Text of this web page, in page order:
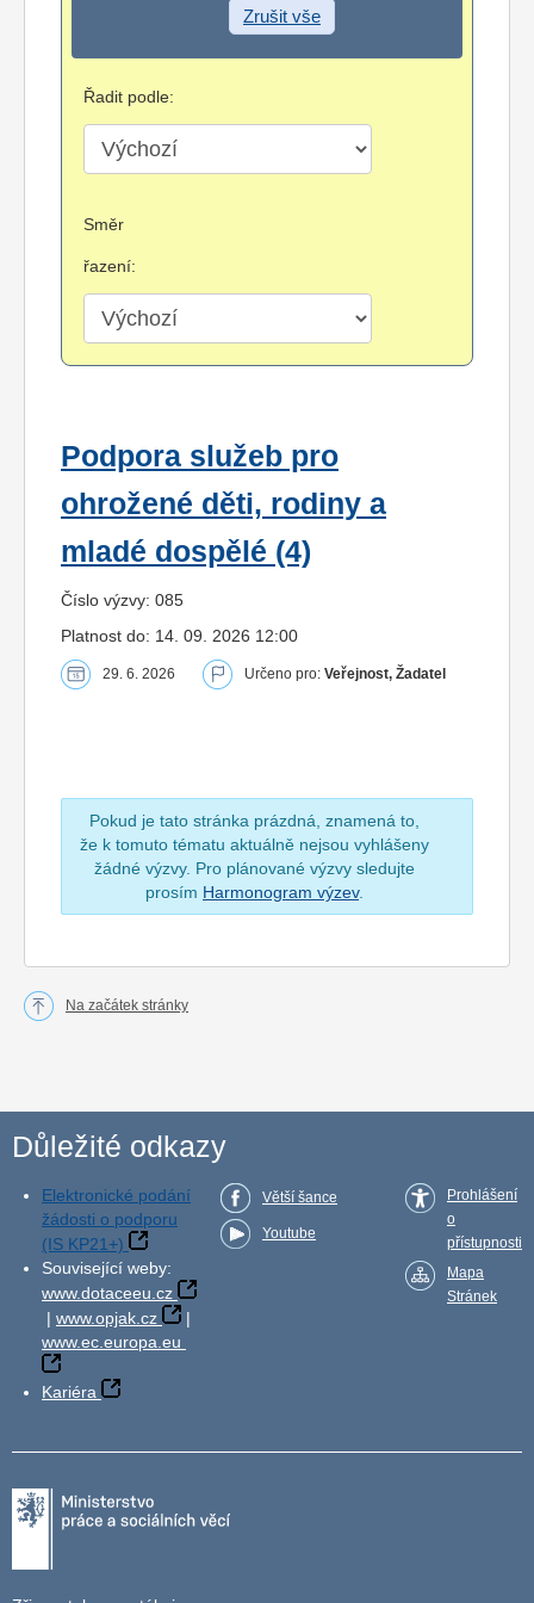
Zrušit vše
Řadit podle:
Směr
řazení:
Podpora služeb pro
ohrožené děti, rodiny a
mladé dospělé (4)
Číslo výzvy: 085
Platnost do: 14. 09. 2026 12:00
29. 6. 2026 Určeno pro: Veřejnost, Žadatel
Pokud je tato stránka prázdná, znamená to,
že k tomuto tématu aktuálně nejsou vyhlášeny
žádné výzvy. Pro plánované výzvy sledujte
prosím Harmonogram výzev.
Na začátek stránky
Důležité odkazy
Elektronické podání
žádosti o podporu
(IS KP21+)
Související weby:
www.dotaceeu.cz
| www.opjak.cz
|
www.ec.europa.eu
Kariéra
Větší šance
Youtube
Prohlášení
o
přístupnosti
Mapa
Stránek